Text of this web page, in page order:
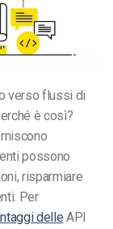
verso flussi di
è così?
possono
risparmiare
Per
delle API